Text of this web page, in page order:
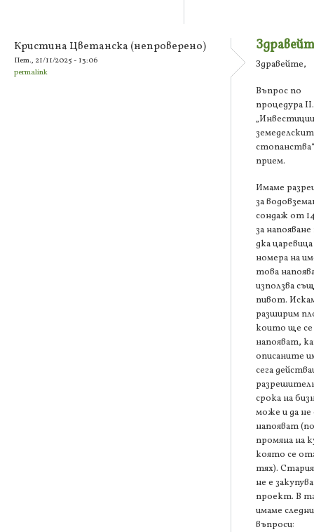
Кристина Цветанска (непроверено)
Пет., 21/11/2025 - 13:06
permalink
Здравейте,
Въпрос по
процедура
прием.
Имаме
за
сондаж от
за
дка
номера на
това
използва
пивот.
разширим
които ще се
напояват,
описаните
сега
срока на
може и да не
напояват
промяна на
която се
тях).
не е
проект. В
имаме
въпроси: